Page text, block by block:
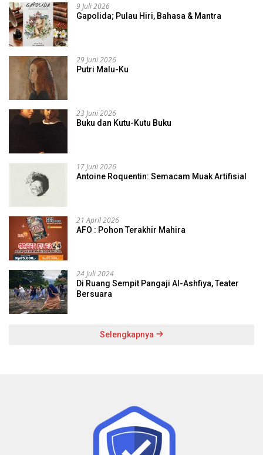
9 Juli 2026
Gapolida; Pulau Hiri, Bahasa & Mantra
29 Juni 2026
Putri Malu-Ku
23 Juni 2026
Buku dan Kutu-Kutu Buku
17 Juni 2026
Antoine Roquentin: Semacam Muak Artifisial
21 April 2026
AFO : Pohon Terakhir Mahira
24 Juli 2024
Di Ruang Sempit Pangaji Al-Ashfiya, Teater
Bersuara
Selengkapnya